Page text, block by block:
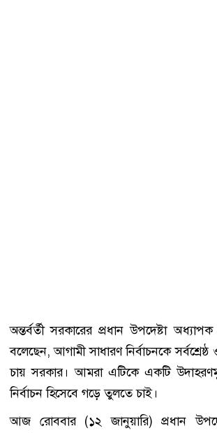
অন্তর্বর্তী সরকারের প্রধান উপদেষ্টা
বলেছেন, আগামী সাধারণ নির্বাচনকে
চায় সরকার। আমরা এটিকে একটি
নির্বাচন হিসেবে গড়ে তুলতে চাই।
আজ রোববার (১২ জানুয়ারি) প্রধান